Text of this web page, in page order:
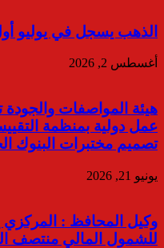
الذهب يسجل في يوليو أول
أغسطس 2, 2026
هيئة المواصفات
تصميم مختبرات البنوك
يونيو 21, 2026
وكيل المحافظ : المركزي
للشمول المالي منتصف